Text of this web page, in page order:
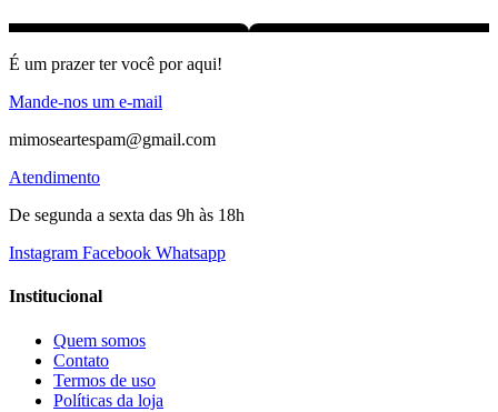
É um prazer ter você por aqui!
Mande-nos um e-mail
mimoseartespam@gmail.com
Atendimento
De segunda a sexta das 9h às 18h
Instagram Facebook Whatsapp
Institucional
Quem somos
Contato
Termos de uso
Políticas da loja